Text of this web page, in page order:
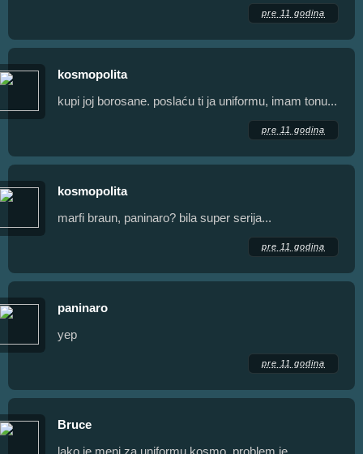
pre 11 godina
kosmopolita
kupi joj borosane. poslaću ti ja uniformu, imam tonu...
pre 11 godina
kosmopolita
marfi braun, paninaro? bila super serija...
pre 11 godina
paninaro
yep
pre 11 godina
Bruce
lako je meni za uniformu kosmo, problem je